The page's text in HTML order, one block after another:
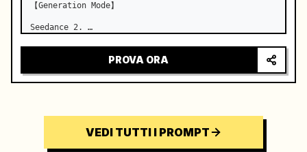
【Generation Mode】
Seedance 2. …
PROVA ORA
VEDI TUTTI I PROMPT